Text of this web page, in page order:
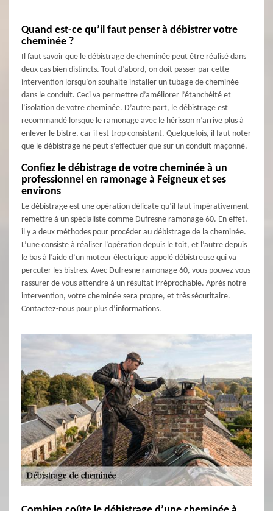
Quand est-ce qu’il faut penser à débistrer votre
cheminée ?
Il faut savoir que le débistrage de cheminée peut être réalisé dans
deux cas bien distincts. Tout d’abord, on doit passer par cette
intervention lorsqu’on souhaite installer un tubage de cheminée
dans le conduit. Ceci va permettre d’améliorer l’étanchéité et
l’isolation de votre cheminée. D’autre part, le débistrage est
recommandé lorsque le ramonage avec le hérisson n’arrive plus à
enlever le bistre, car il est trop consistant. Quelquefois, il faut noter
que le débistrage ne peut s’effectuer que sur un conduit maçonné.
Confiez le débistrage de votre cheminée à un
professionnel en ramonage à Feigneux et ses
environs
Le débistrage est une opération délicate qu’il faut impérativement
remettre à un spécialiste comme Dufresne ramonage 60. En effet,
il y a deux méthodes pour procéder au débistrage de la cheminée.
L’une consiste à réaliser l’opération depuis le toit, et l’autre depuis
le bas à l’aide d’un moteur électrique appelé débistreuse qui va
percuter les bistres. Avec Dufresne ramonage 60, vous pouvez vous
rassurer de vous attendre à un résultat irréprochable. Après notre
intervention, votre cheminée sera propre, et très sécuritaire.
Contactez-nous pour plus d’informations.